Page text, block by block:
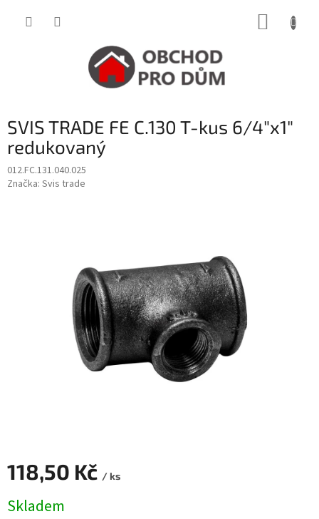
SVIS TRADE FE C.130 T-kus 6/4"x1"
redukovaný
012.FC.131.040.025
Značka: Svis trade
118,50 Kč / ks
cena:
Skladem